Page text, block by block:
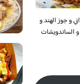
و جوز الهند و
الساندويشات